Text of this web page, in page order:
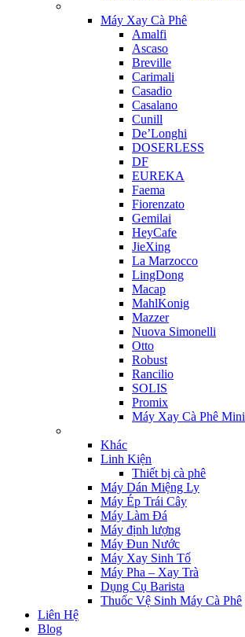
Máy Xay Cà Phê
Amalfi
Ascaso
Breville
Carimali
Casadio
Casalano
Cunill
De’Longhi
DOSERLESS
DF
EUREKA
Faema
Fiorenzato
Gemilai
HeyCafe
JieXing
La Marzocco
LingDong
Macap
MahlKonig
Mazzer
Nuova Simonelli
Otto
Robust
Rancilio
SOLIS
Promix
Máy Xay Cà Phê Mini
Khác
Linh Kiện
Thiết bị cà phê
Máy Dán Miệng Ly
Máy Ép Trái Cây
Máy Làm Đá
Máy định lượng
Máy Đun Nước
Máy Xay Sinh Tố
Máy Pha – Xay Trà
Dụng Cụ Barista
Thuốc Vệ Sinh Máy Cà Phê
Liên Hệ
Blog